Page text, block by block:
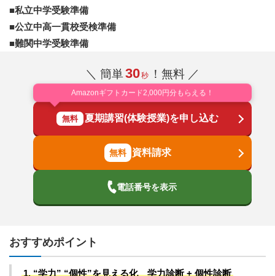
■私立中学受験準備
■公立中高一貫校受検準備
■難関中学受験準備
＼ 簡単30秒 ！無料 ／
Amazonギフトカード2,000円分もらえる！
無料 夏期講習(体験授業)を申し込む
資料請求
電話番号を表示
おすすめポイント
1. “学力” “個性”を見える化 学力診断 + 個性診断